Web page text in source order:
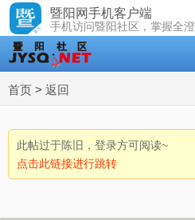
暨阳网手机客户端
手机访问暨阳社区，掌握全澄
首页 > 返回
此帖过于陈旧，登录方可阅读~
点击此链接进行跳转